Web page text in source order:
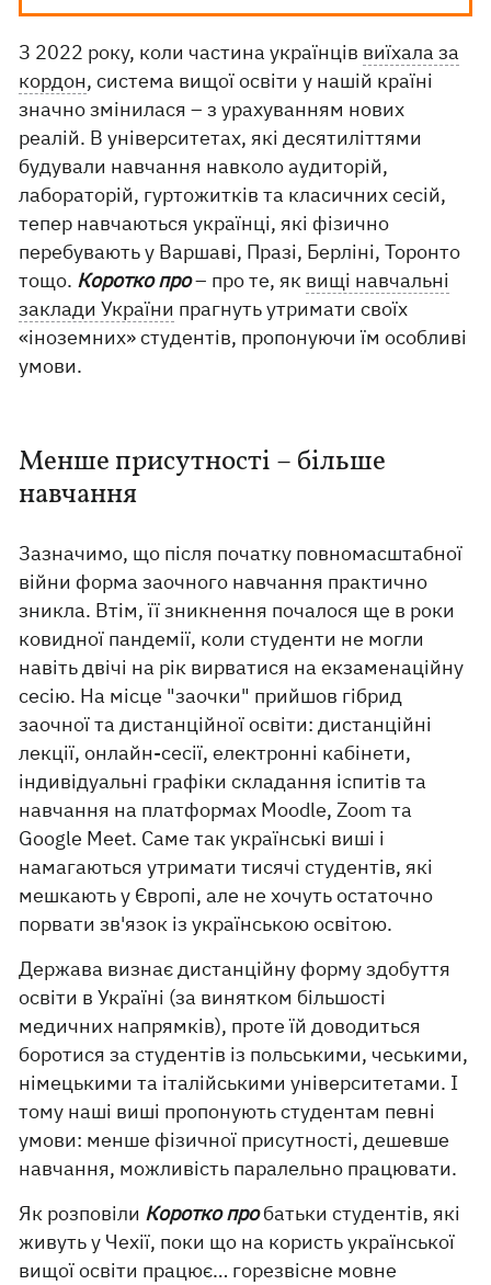
З 2022 року, коли частина українців виїхала за
кордон, система вищої освіти у нашій країні
значно змінилася – з урахуванням нових
реалій. В університетах, які десятиліттями
будували навчання навколо аудиторій,
лабораторій, гуртожитків та класичних сесій,
тепер навчаються українці, які фізично
перебувають у Варшаві, Празі, Берліні, Торонто
тощо. Коротко про– про те, як вищі навчальні
заклади України прагнуть утримати своїх
«іноземних» студентів, пропонуючи їм особливі
умови.
Менше присутності – більше
навчання
Зазначимо, що після початку повномасштабної
війни форма заочного навчання практично
зникла. Втім, її зникнення почалося ще в роки
ковидної пандемії, коли студенти не могли
навіть двічі на рік вирватися на екзаменаційну
сесію. На місце "заочки" прийшов гібрид
заочної та дистанційної освіти: дистанційні
лекції, онлайн-сесії, електронні кабінети,
індивідуальні графіки складання іспитів та
навчання на платформах Moodle, Zoom та
Google Meet. Саме так українські виші і
намагаються утримати тисячі студентів, які
мешкають у Європі, але не хочуть остаточно
порвати зв'язок із українською освітою.
Держава визнає дистанційну форму здобуття
освіти в Україні (за винятком більшості
медичних напрямків), проте їй доводиться
боротися за студентів із польськими, чеськими,
німецькими та італійськими університетами. І
тому наші виші пропонують студентам певні
умови: менше фізичної присутності, дешевше
навчання, можливість паралельно працювати.
Як розповіли Коротко пробатьки студентів, які
живуть у Чехії, поки що на користь української
вищої освіти працює… горезвісне мовне